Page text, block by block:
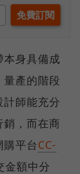
身具備成
產的階段
師能充分
，而在商
平台CC-
金額中分